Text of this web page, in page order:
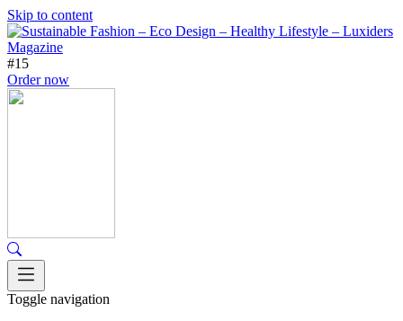
Skip to content
#15
Order now
Toggle navigation